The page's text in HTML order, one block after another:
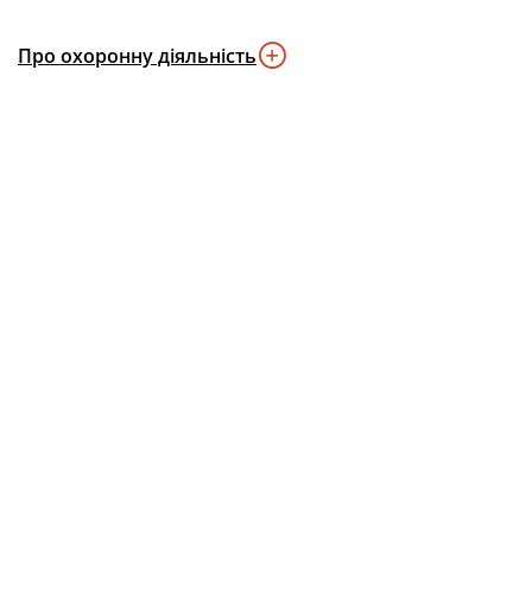
Про охоронну діяльність